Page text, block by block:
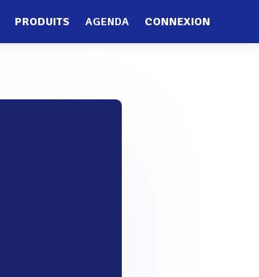
PRODUITS AGENDA CONNEXION